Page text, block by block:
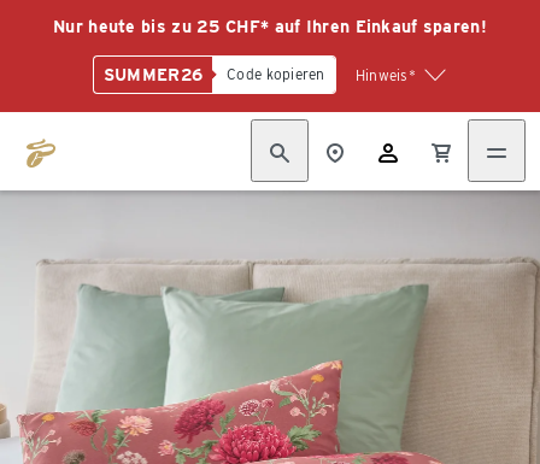
Nur heute bis zu 25 CHF* auf Ihren Einkauf sparen!
SUMMER26 Code kopieren Hinweis*